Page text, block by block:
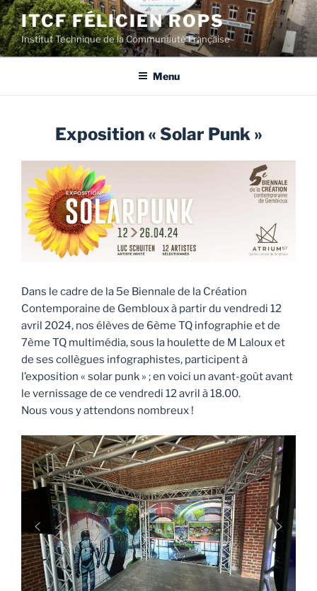
Aller
au
contenu
principal
ITCF FÉLICIEN ROPS
Institut Technique de la Communauté Française
Menu
Exposition « Solar Punk »
Dans le cadre de la 5e Biennale de la Création
Contemporaine de Gembloux à partir du vendredi 12
avril 2024, nos élèves de 6ème TQ infographie et de
7ème TQ multimédia, sous la houlette de M Laloux et
de ses collègues infographistes, participent à
l’exposition « solar punk » ; en voici un avant-goût avant
le vernissage de ce vendredi 12 avril à 18.00.
Nous vous y attendons nombreux !